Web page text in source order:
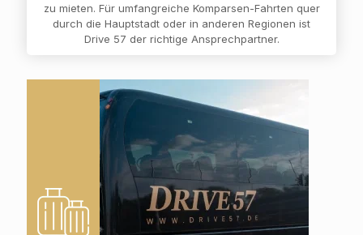
zu mieten. Für umfangreiche Komparsen-Fahrten quer
durch die Hauptstadt oder in anderen Regionen ist
Drive 57 der richtige Ansprechpartner.